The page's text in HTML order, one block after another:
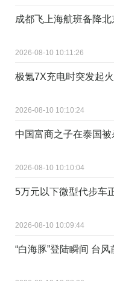
成都飞上海航班备降
2026-08-10 10:11:26
极氪7X充电时突发起
2026-08-10 10:10:24
中国富商之子在泰国
2026-08-10 10:10:04
5万元以下微型代步车
2026-08-10 10:09:44
“白海豚”登陆瞬间 台